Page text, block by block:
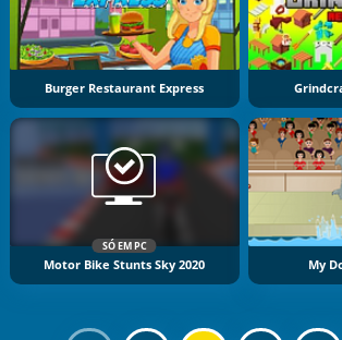
Burger Restaurant Express
SÓ EM PC
Motor Bike Stunts Sky 2020 My